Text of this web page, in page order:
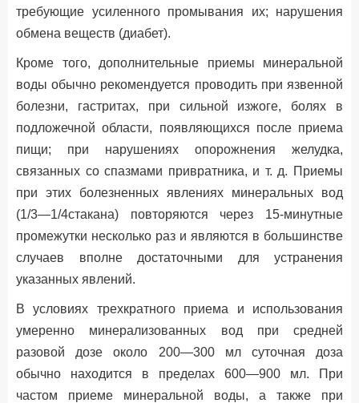
требующие усиленного промывания их; нарушения
обмена веществ (диабет).
Кроме того, дополнительные приемы минеральной
воды обычно рекомендуется проводить при язвенной
болезни, гастритах, при сильной изжоге, болях в
подложечной области, появляющихся после приема
пищи; при нарушениях опорожнения желудка,
связанных со спазмами привратника, и т. д. Приемы
при этих болезненных явлениях минеральных вод
(1/3—1/4стакана) повторяются через 15-минутные
промежутки несколько раз и являются в большинстве
случаев вполне достаточными для устранения
указанных явлений.
В условиях трехкратного приема и использования
умеренно минерализованных вод при средней
разовой дозе около 200—300 мл суточная доза
обычно находится в пределах 600—900 мл. При
частом приеме минеральной воды, а также при